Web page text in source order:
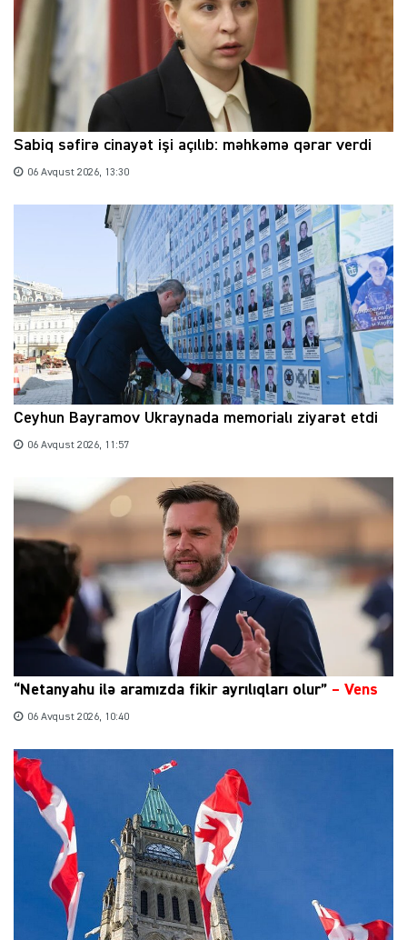
Sabiq səfirə cinayət işi açılıb: məhkəmə qərar verdi
06 Avqust 2026, 13:30
Ceyhun Bayramov Ukraynada memorialı ziyarət etdi
06 Avqust 2026, 11:57
“Netanyahu ilə aramızda fikir ayrılıqları olur” – Vens
06 Avqust 2026, 10:40